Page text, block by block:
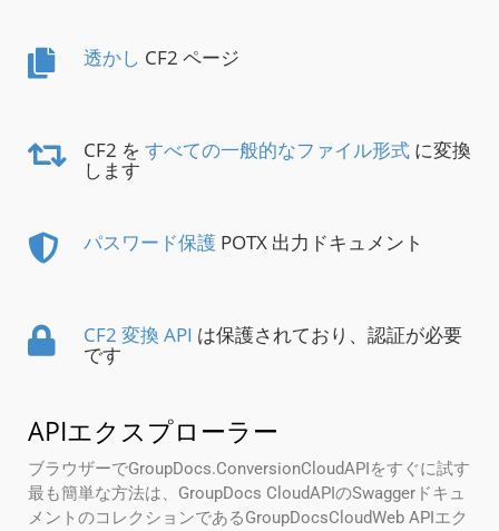
透かし CF2 ページ
CF2 を すべての一般的なファイル形式 に変換
します
パスワード保護 POTX 出力ドキュメント
CF2 変換 API は保護されており、認証が必要
です
APIエクスプローラー
ブラウザーでGroupDocs.ConversionCloudAPIをすぐに試す
最も簡単な方法は、GroupDocs CloudAPIのSwaggerドキュ
メントのコレクションであるGroupDocsCloudWeb APIエク